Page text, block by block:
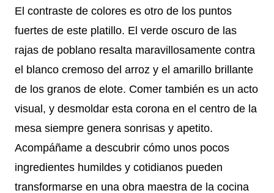
El contraste de colores es otro de los puntos
fuertes de este platillo. El verde oscuro de las
rajas de poblano resalta maravillosamente contra
el blanco cremoso del arroz y el amarillo brillante
de los granos de elote. Comer también es un acto
visual, y desmoldar esta corona en el centro de la
mesa siempre genera sonrisas y apetito.
Acompáñame a descubrir cómo unos pocos
ingredientes humildes y cotidianos pueden
transformarse en una obra maestra de la cocina